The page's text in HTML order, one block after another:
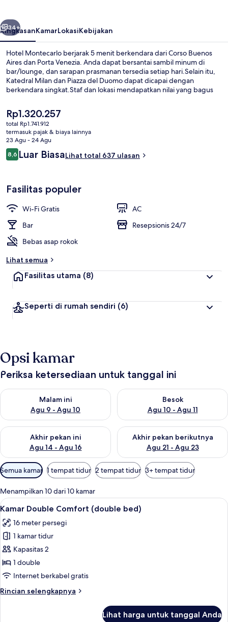
Berikutnya
34+
RingkasanKamarLokasiKebijakan
Hotel Montecarlo berjarak 5 menit berkendara dari Corso Buenos
Aires dan Porta Venezia. Anda dapat bersantai sambil minum di
bar/lounge, dan sarapan prasmanan tersedia setiap hari.Selain itu,
Katedral Milan dan Piazza del Duomo dapat dicapai dengan
berkendara singkat.Staf dan lokasi mendapatkan nilai yang bagus
Piola berjarak 5 menit dan Pemberhentian Trem Piazza Leonardo Da
Vinci - Politecnico berjarak 8 menit.
Harga
saat
ini
Rp1.320.257
Rp1.320.257
total Rp1.741.912
termasuk pajak & biaya lainnya
23 Agu - 24 Agu
Ulasan
8,68,6 dari 10
Luar BiasaLihat total 637 ulasan
Fasilitas populer
Wi-Fi Gratis
AC
Bar
Resepsionis 24/7
Bebas asap rokok
Lihat semua
Fasilitas utama (8)
Seperti di rumah sendiri (6)
Opsi kamar
Periksa ketersediaan untuk tanggal ini
Malam ini
Agu 9 - Agu 10
Periksa ketersediaan untuk malam ini Agu 9 - Agu 10
Besok
Agu 10 - Agu 11
Periksa ketersediaan untuk
Akhir pekan ini
Agu 14 - Agu 16
Periksa ketersediaan untuk akhir pekan ini Agu 14 - Agu 16
Akhir pekan berikutnya
Agu 21 - Agu 23
Periksa ketersediaan untuk
Filter
tersedia
untuk
kamar
Semua kamar 1 tempat tidur 2 tempat tidur 3+ tempat tidur
Menampilkan 10 dari 10 kamar
Lihat
semua
foto
untuk
Kamar
Double
Comfort
bed)
Kamar Double Comfort (double
8
Kamar Double Comfort (double bed)
16 meter persegi
1 kamar tidur
Kapasitas 2
1 double
Internet berkabel gratis
Rincian selengkapnya
Rincian
Lihat harga untuk tanggal Anda